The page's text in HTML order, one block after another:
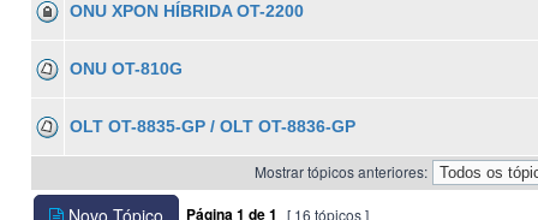
ONU XPON HÍBRIDA OT-2200
ONU OT-810G
OLT OT-8835-GP / OLT OT-8836-GP
Mostrar tópicos anteriores:
Novo Tópico Página1 de1 [ 16 tópicos ]